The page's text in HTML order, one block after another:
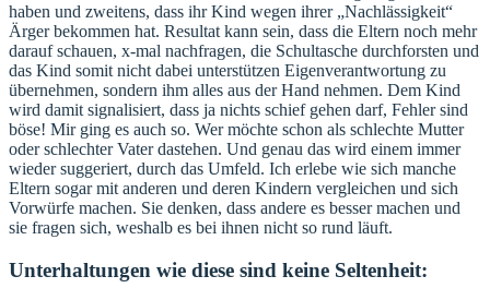
haben und zweitens, dass ihr Kind wegen ihrer „Nachlässigkeit“
Ärger bekommen hat. Resultat kann sein, dass die Eltern noch mehr
darauf schauen, x-mal nachfragen, die Schultasche durchforsten und
das Kind somit nicht dabei unterstützen Eigenverantwortung zu
übernehmen, sondern ihm alles aus der Hand nehmen. Dem Kind
wird damit signalisiert, dass ja nichts schief gehen darf, Fehler sind
böse! Mir ging es auch so. Wer möchte schon als schlechte Mutter
oder schlechter Vater dastehen. Und genau das wird einem immer
wieder suggeriert, durch das Umfeld. Ich erlebe wie sich manche
Eltern sogar mit anderen und deren Kindern vergleichen und sich
Vorwürfe machen. Sie denken, dass andere es besser machen und
sie fragen sich, weshalb es bei ihnen nicht so rund läuft.
Unterhaltungen wie diese sind keine Seltenheit: